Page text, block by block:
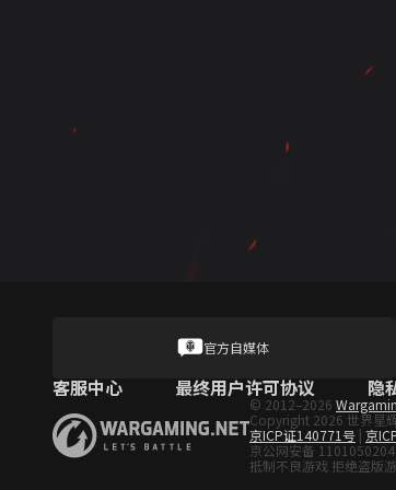
官方自媒体
客服中心 最终用户许可协议 隐
© 2012–2026
Copyright 2026 世界星
京ICP证140771号 | 京
京公网安备
抵制不良游戏 拒绝盗版